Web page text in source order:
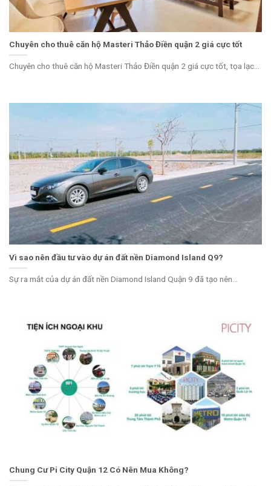
Chuyên cho thuê căn hộ Masteri Thảo Điền quận 2 giá cực tốt
Chuyên cho thuê căn hộ Masteri Thảo Điền quận 2 giá cực tốt, tọa lạc...
Vì sao nên đầu tư vào dự án đất nền Diamond Island Q9?
Sự ra mắt của dự án đất nền Diamond Island Quận 9 đã tạo nên...
Chung Cư Pi City Quận 12 Có Nên Mua Không?